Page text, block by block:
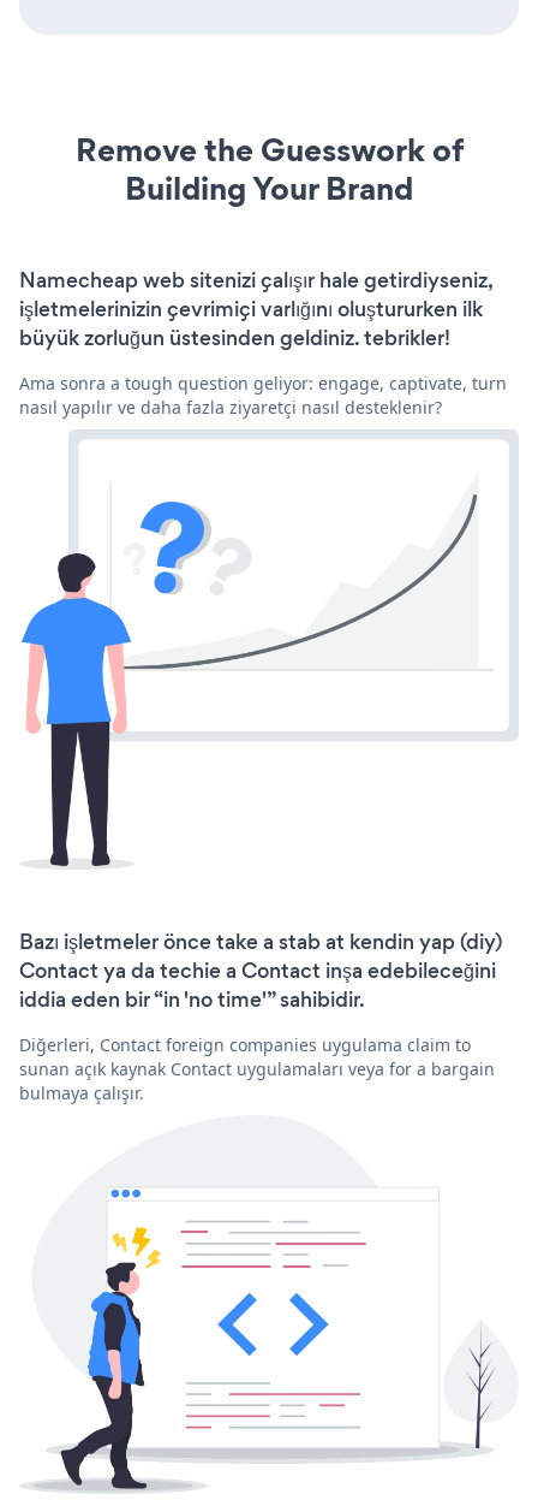
Remove the Guesswork of
Building Your Brand
Namecheap web sitenizi çalışır hale getirdiyseniz,
işletmelerinizin çevrimiçi varlığını oluştururken ilk
büyük zorluğun üstesinden geldiniz. tebrikler!
Ama sonra a tough question geliyor: engage, captivate, turn
nasıl yapılır ve daha fazla ziyaretçi nasıl desteklenir?
Bazı işletmeler önce take a stab at kendin yap (diy)
Contact ya da techie a Contact inşa edebileceğini
iddia eden bir “in 'no time'” sahibidir.
Diğerleri, Contact foreign companies uygulama claim to
sunan açık kaynak Contact uygulamaları veya for a bargain
bulmaya çalışır.